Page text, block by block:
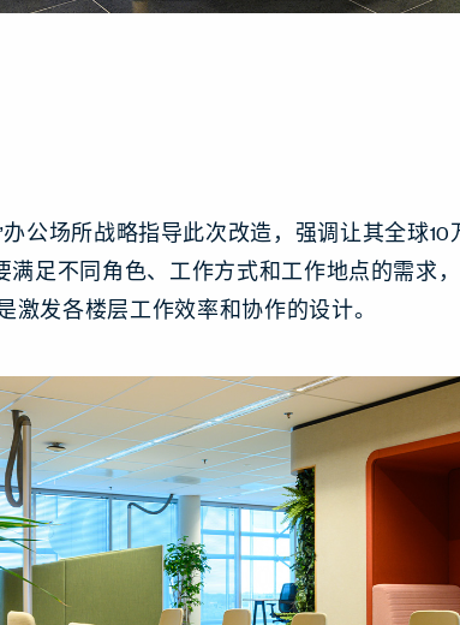
办公场所战略指导此次改造，强调让其全球
满足不同角色、工作方式和工作地点的需求
激发各楼层工作效率和协作的设计。